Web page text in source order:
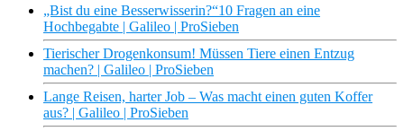
„Bist du eine Besserwisserin?“10 Fragen an eine
Hochbegabte | Galileo | ProSieben
Tierischer Drogenkonsum! Müssen Tiere einen Entzug
machen? | Galileo | ProSieben
Lange Reisen, harter Job – Was macht einen guten Koffer
aus? | Galileo | ProSieben